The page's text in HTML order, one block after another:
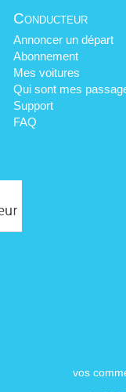
Conducteur
Annoncer un départ
Abonnement
Mes voitures
Qui sont mes
Support
FAQ
vos